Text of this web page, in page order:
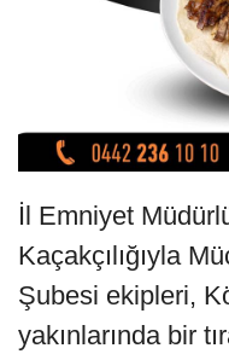
İl Emniyet
Kaçakçılığıyla
Şubesi ekipleri,
yakınlarında bir